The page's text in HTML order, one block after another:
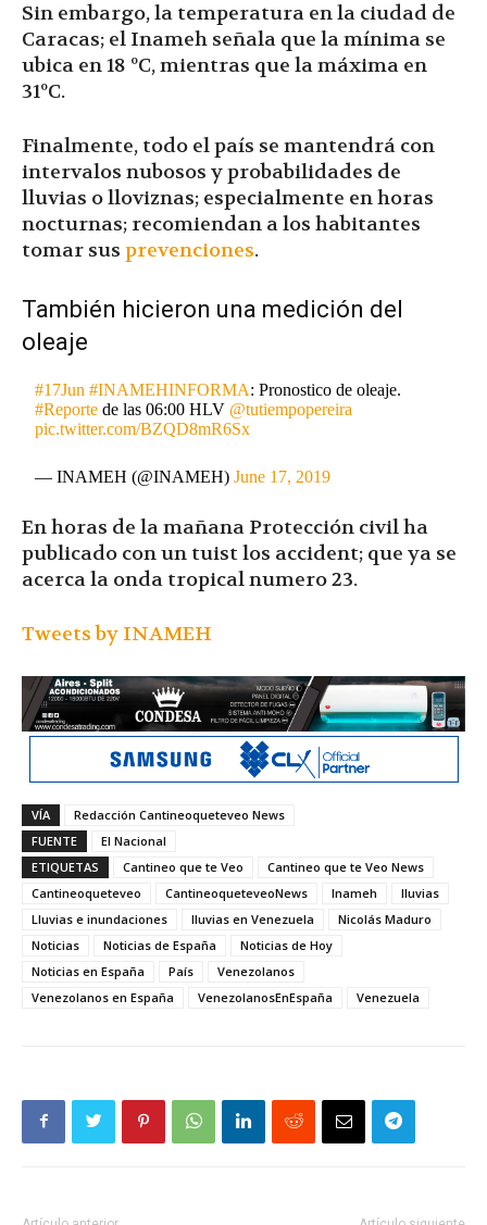
Sin embargo, la temperatura en la ciudad de
Caracas; el Inameh señala que la mínima se
ubica en 18 ºC, mientras que la máxima en
31ºC.
Finalmente, todo el país se mantendrá con
intervalos nubosos y probabilidades de
lluvias o lloviznas; especialmente en horas
nocturnas; recomiendan a los habitantes
tomar sus prevenciones.
También hicieron una medición del
oleaje
#17Jun #INAMEHINFORMA: Pronostico de oleaje.
#Reporte de las 06:00 HLV @tutiempopereira
pic.twitter.com/BZQD8mR6Sx
— INAMEH (@INAMEH)June 17, 2019
En horas de la mañana Protección civil ha
publicado con un tuist los accident; que ya se
acerca la onda tropical numero 23.
Tweets by INAMEH
VÍA
Redacción Cantineoqueteveo News
FUENTE
El Nacional
ETIQUETAS
Cantineo que te Veo
Cantineo que te Veo News
Cantineoqueteveo
CantineoqueteveoNews Inameh
lluvias
Lluvias e inundaciones
lluvias en Venezuela
Nicolás Maduro
Noticias
Noticias de España
Noticias de Hoy
Noticias en España
País
Venezolanos
Venezolanos en España
VenezolanosEnEspaña Venezuela